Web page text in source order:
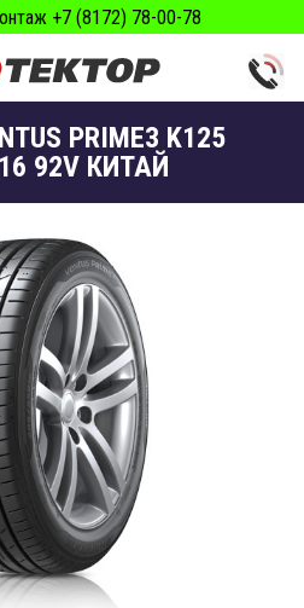
+7 (8172) 78-00-78
PRIME3 K125
92V КИТАЙ